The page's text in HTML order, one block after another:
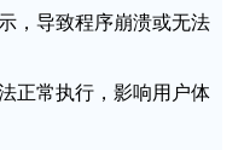
，导致程序崩溃或无法
正常执行，影响用户体